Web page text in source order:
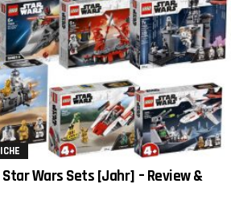
Star Wars Sets [Jahr] – Review &